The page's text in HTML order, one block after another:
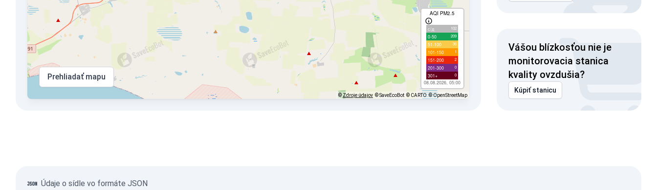
AQI PM2.5
с/д 102
0-50 209
51-100 36
101-150 1
151-200 2
201-300 0
301+ 0
08.08.2026, 05:00
Prehliadať mapu
©Zdroje údajov © SaveEcoBot © CARTO © OpenStreetMap
Vášou blízkosťou nie je
monitorovacia stanica
kvality ovzdušia?
Kúpiť stanicu
Údaje o sídle vo formáte JSON